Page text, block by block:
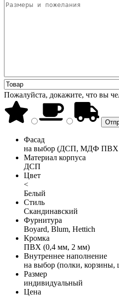
Пожалуйста, докажите, что вы
Фасад
на выбор (ДСП, МДФ ПВХ
Материал корпуса
ДСП
Цвет
<
Белый
Стиль
Скандинавский
Фурнитура
Boyard, Blum, Hettich
Кромка
ПВХ (0,4 мм, 2 мм)
Внутреннее наполнение
на выбор (полки, корзины,
Размер
индивидуальный
Цена